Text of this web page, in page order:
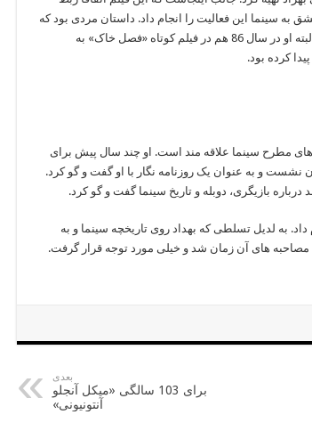
سینما این فعالیت را انجام داد. داستان مردی بود که
برای دیدن دوباره معشوقش شهری را به هم می ریزد و… البته او در سال 86 هم در فیلم کوتاه «فصل خاک» به
کرده بود.
های مطرح سینما علاقه مند است. او چند سال پیش برای
نشست و به عنوان یک روزنامه نگار با او گفت و گو کرد.
بازیگری، دوبله و تاریخ سینما گفت و گو کرد.
به لدیل تسلطی که بهداد روی تاریخچه سینما و به
مصاحبه های آن زمان شد و خیلی مورد توجه قرار گرفت.
بعدی
برای 103 سالگی «میکل آنجلو
آنتونیونی»